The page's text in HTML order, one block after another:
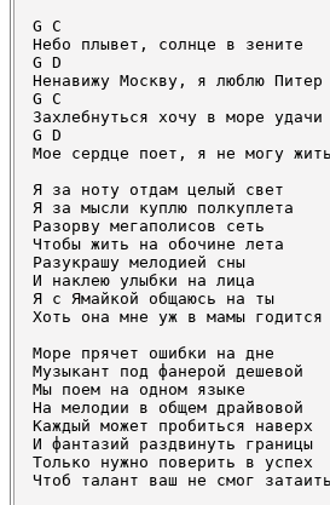
G C
Небо плывет, солнце в зените
G D
Ненавижу Москву, я люблю Питер
G C
Захлебнуться хочу в море удачи
G D
Мое сердце поет, я не могу
Я за ноту отдам целый свет
Я за мысли куплю полкуплета
Разорву мегаполисов сеть
Чтобы жить на обочине лета
Разукрашу мелодией сны
И наклею улыбки на лица
Я с Ямайкой общаюсь на ты
Хоть она мне уж в мамы годится
Море прячет ошибки на дне
Музыкант под фанерой дешевой
Мы поем на одном языке
На мелодии в общем драйвовой
Каждый может пробиться наверх
И фантазий раздвинуть границы
Только нужно поверить в успех
Чтоб талант ваш не смог